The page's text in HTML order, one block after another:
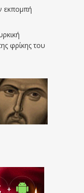
εκπομπή
φρίκης του